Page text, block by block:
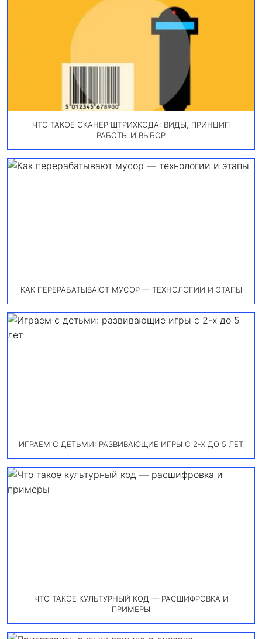
ЧТО ТАКОЕ СКАНЕР ШТРИХКОДА: ВИДЫ, ПРИНЦИП
РАБОТЫ И ВЫБОР
КАК ПЕРЕРАБАТЫВАЮТ МУСОР — ТЕХНОЛОГИИ И ЭТАПЫ
ИГРАЕМ С ДЕТЬМИ: РАЗВИВАЮЩИЕ ИГРЫ С 2-Х ДО 5 ЛЕТ
ЧТО ТАКОЕ КУЛЬТУРНЫЙ КОД — РАСШИФРОВКА И
ПРИМЕРЫ